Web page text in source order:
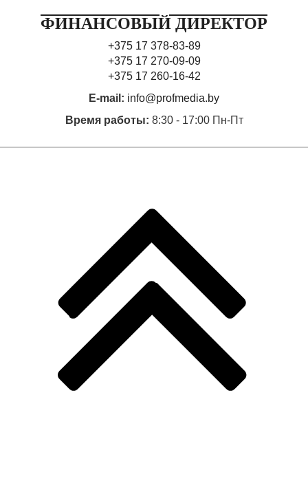
ФИНАНСОВЫЙ ДИРЕКТОР
+375 17 378-83-89
+375 17 270-09-09
+375 17 260-16-42
E-mail: info@profmedia.by
Время работы: 8:30 - 17:00 Пн-Пт